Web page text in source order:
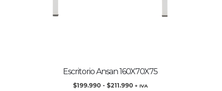
Escritorio Ansan 160X70X75
$199.990 - $211.990 + IVA